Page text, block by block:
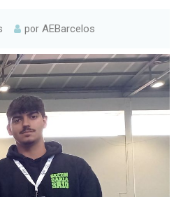
por AEBarcelos